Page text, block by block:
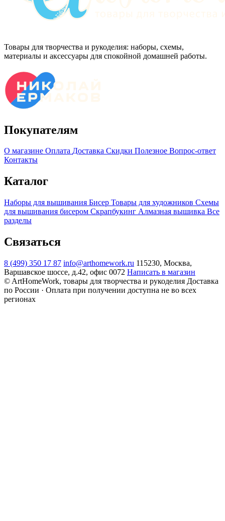
Товары для творчества и рукоделия: наборы, схемы,
материалы и аксессуары для спокойной домашней работы.
Покупателям
О магазине Оплата Доставка Скидки Полезное Вопрос-ответ
Контакты
Каталог
Наборы для вышивания Бисер Товары для художников Схемы
для вышивания бисером Скрапбукинг Алмазная вышивка Все
разделы
Связаться
8 (499) 350 17 87 info@arthomework.ru 115230, Москва,
Варшавское шоссе, д.42, офис 0072 Написать в магазин
© ArtHomeWork, товары для творчества и рукоделия Доставка
по России · Оплата при получении доступна не во всех
регионах